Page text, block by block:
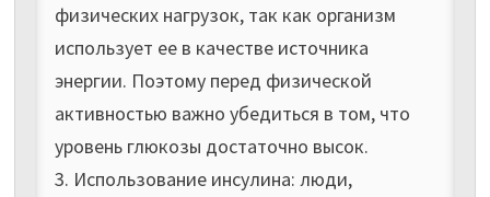
физических нагрузок, так как организм
использует ее в качестве источника
энергии. Поэтому перед физической
активностью важно убедиться в том, что
уровень глюкозы достаточно высок.
3. Использование инсулина: люди,